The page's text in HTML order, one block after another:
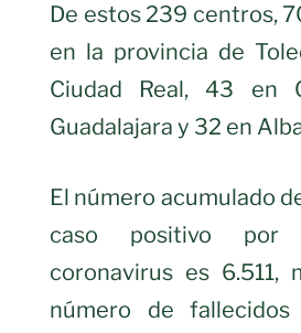
De estos 239 centros,
en la provincia de
Ciudad Real, 43 en
Guadalajara y 32 en
El número acumulado
caso positivo por
coronavirus es 6.511,
número de